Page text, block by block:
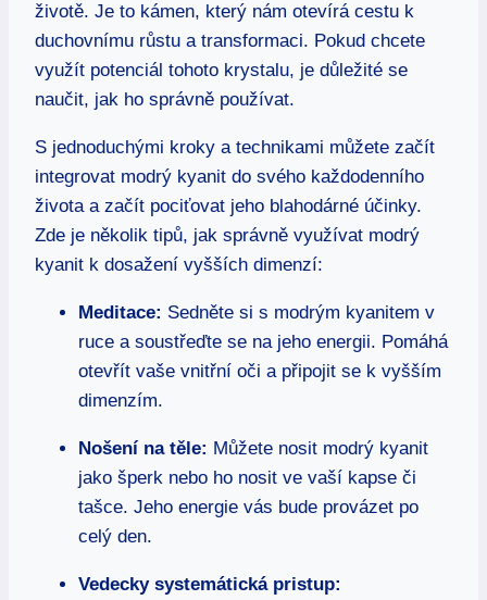
životě. Je to kámen, který nám otevírá cestu k
duchovnímu růstu a transformaci. Pokud chcete
využít potenciál tohoto krystalu, je důležité se
naučit, jak ho správně používat.
S jednoduchými kroky a technikami můžete začít
integrovat modrý kyanit do svého každodenního
života a začít pociťovat jeho blahodárné účinky.
Zde je několik tipů, jak správně využívat modrý
kyanit k dosažení vyšších dimenzí:
Meditace: Sedněte si s modrým kyanitem v
ruce a soustřeďte se na jeho energii. Pomáhá
otevřít vaše vnitřní oči a připojit se k vyšším
dimenzím.
Nošení na těle: Můžete nosit modrý kyanit
jako šperk nebo ho nosit ve vaší kapse či
tašce. Jeho energie vás bude provázet po
celý den.
Vedecky systemátická pristup: